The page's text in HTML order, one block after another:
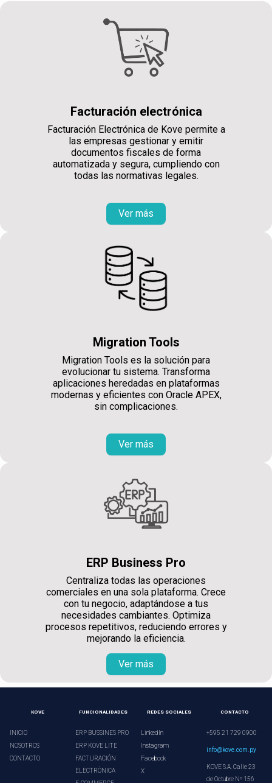
Facturación electrónica
Facturación Electrónica de Kove permite a
las empresas gestionar y emitir
documentos fiscales de forma
automatizada y segura, cumpliendo con
todas las normativas legales.
Ver más
Migration Tools
Migration Tools es la solución para
evolucionar tu sistema. Transforma
aplicaciones heredadas en plataformas
modernas y eficientes con Oracle APEX,
sin complicaciones.
Ver más
ERP Business Pro
Centraliza todas las operaciones
comerciales en una sola plataforma. Crece
con tu negocio, adaptándose a tus
necesidades cambiantes. Optimiza
procesos repetitivos, reduciendo errores y
mejorando la eficiencia.
Ver más
KOVE
INICIO
NOSOTROS
CONTACTO
FUNCIONALIDADES
ERP BUSSINES PRO
ERP KOVE LITE
FACTURACIÓN
ELECTRÓNICA
REDES SOCIALES
LinkedIn
Instagram
Facebook
X
CONTACTO
+595 21 729 0900
info@kove.com.py
KOVE S.A. Calle 23
de Octubre Nº 156